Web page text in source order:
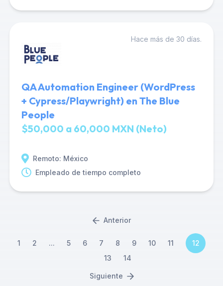
Hace más de 30 días.
QA Automation Engineer (WordPress
+ Cypress/Playwright) en The Blue
People
$50,000 a 60,000 MXN (Neto)
Remoto: México
Empleado de tiempo completo
Anterior
1 2 ... 5 6 7 8 9 10 11
12
13
14
Siguiente